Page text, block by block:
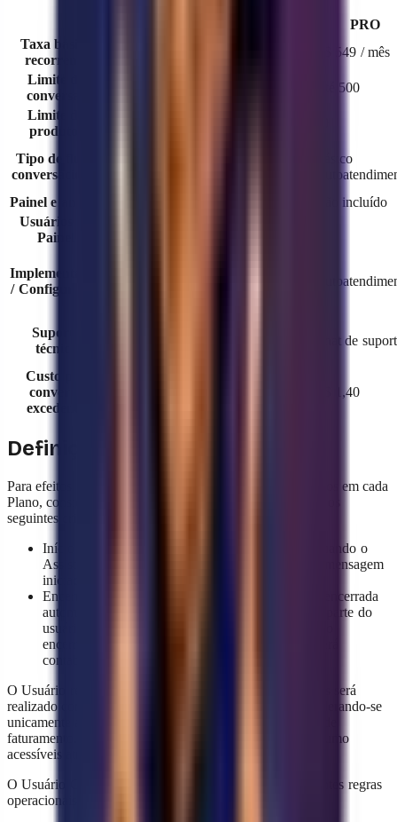
PRO
Taxa básica
recorrente
R$ 549 / mês
Limite de
conversas
Até 500
Limite de
produtos
Tipo de fluxo
conversacional
Básico
Painel e análise
Não incluído
Usuários no
Painel
Implementação
/ Configuração
Suporte
técnico
Chat de
Custo por
conversa
excedente
R$ 1,40
Definição de Conversa
Para efeitos de cálculo dos limites e consumo estabelecidos em cada
Plano, considera-se Conversa toda interação que cumpra os
seguintes critérios:
Início de uma Conversa: uma Conversa começa quando o
Assistente de IA da YAVENDIO responde a uma mensagem
iniciada por um usuário final (cliente).
Encerramento de uma Conversa: uma Conversa é encerrada
automaticamente após 24 horas de inatividade por parte do
usuário final (cliente). Se o cliente responder após o
encerramento, é gerada uma nova Conversa que será
contabilizada de forma independente.
O Usuário reconhece e aceita que o cálculo de Conversas será
realizado conforme os critérios aqui estabelecidos, considerando-se
unicamente as que ocorram dentro de cada ciclo mensal de
faturamento. A YAVENDIO fornecerá relatórios de consumo
acessíveis através do Painel de Controle da Plataforma.
O Usuário Comercial compromete-se a cumprir as seguintes regras
operacionais para a utilização da Plataforma: